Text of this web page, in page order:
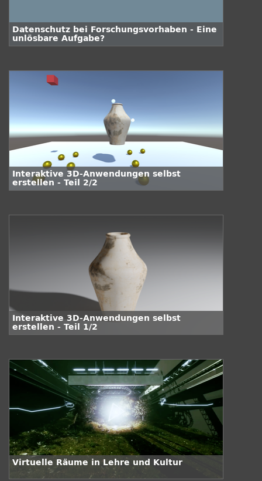
Datenschutz bei Forschungsvorhaben - Eine
unlösbare Aufgabe?
Interaktive 3D-Anwendungen selbst
erstellen - Teil 2/2
Interaktive 3D-Anwendungen selbst
erstellen - Teil 1/2
Virtuelle Räume in Lehre und Kultur